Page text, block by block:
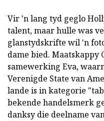
Vir 'n lang tyd geglo
talent, maar hulle was
glanstydskrifte wil 'n
dame bied. Maatskappy
samewerking Eva,
Verenigde State van
lande is in kategorie
bekende handelsmerk
danksy die deelname